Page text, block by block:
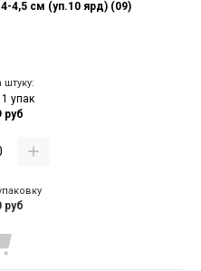
4,5 см (уп.10 ярд) (09)
штуку:
упак
руб
руб